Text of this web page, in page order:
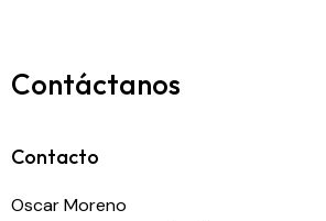
Contáctanos
Contacto
Oscar Moreno